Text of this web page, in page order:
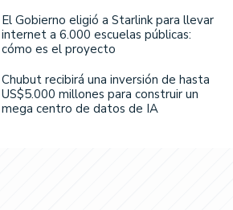
El Gobierno eligió a Starlink para llevar
internet a 6.000 escuelas públicas:
cómo es el proyecto
Chubut recibirá una inversión de hasta
US$5.000 millones para construir un
mega centro de datos de IA